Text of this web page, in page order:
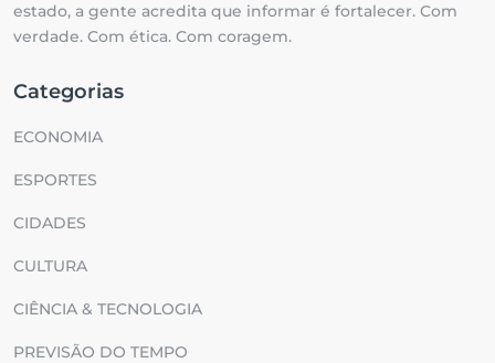
estado, a gente acredita que informar é fortalecer. Com
verdade. Com ética. Com coragem.
Categorias
ECONOMIA
ESPORTES
CIDADES
CULTURA
CIÊNCIA & TECNOLOGIA
PREVISÃO DO TEMPO